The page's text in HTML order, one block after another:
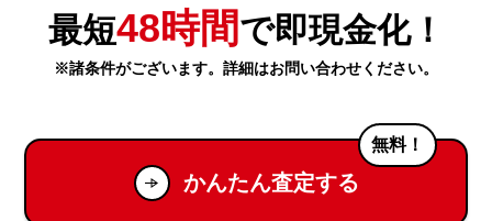
最短48時間で即現金化！
※諸条件がございます。詳細はお問い合わせください。
かんたん査定する
無料！